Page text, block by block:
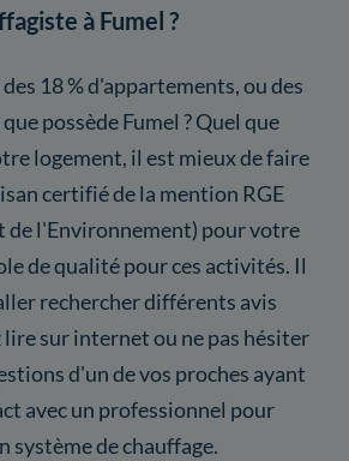
à Fumel ?
18 % d'appartements, ou des
possède Fumel ? Quel que
logement, il est mieux de faire
certifié de la mention RGE
de l'Environnement) pour votre
de qualité pour ces activités. Il
rechercher différents avis
lire sur internet ou ne pas hésiter
d'un de vos proches ayant
avec un professionnel pour
de chauffage.